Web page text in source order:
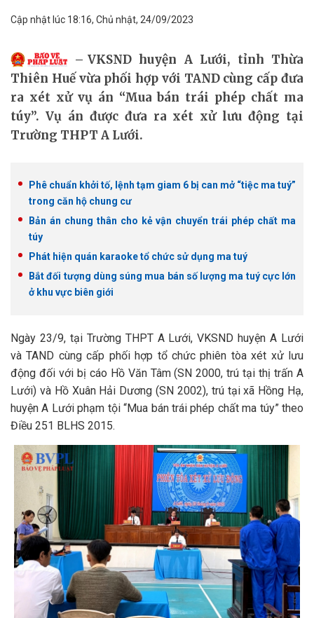
Cập nhật lúc 18:16, Chủ nhật, 24/09/2023
VKSND huyện A Lưới, tỉnh Thừa
Thiên Huế vừa phối hợp với TAND cùng cấp đưa
ra xét xử vụ án “Mua bán trái phép chất ma
túy”. Vụ án được đưa ra xét xử lưu động tại
Trường THPT A Lưới.
Phê chuẩn khởi tố, lệnh tạm giam 6 bị can mở “tiệc ma tuý”
trong căn hộ chung cư
Bản án chung thân cho kẻ vận chuyển trái phép chất ma
túy
Phát hiện quán karaoke tổ chức sử dụng ma tuý
Bắt đối tượng dùng súng mua bán số lượng ma tuý cực lớn
ở khu vực biên giới
Ngày 23/9, tại Trường THPT A Lưới, VKSND huyện A Lưới
và TAND cùng cấp phối hợp tổ chức phiên tòa xét xử lưu
động đối với bị cáo Hồ Văn Tâm (SN 2000, trú tại thị trấn A
Lưới) và Hồ Xuân Hải Dương (SN 2002), trú tại xã Hồng Hạ,
huyện A Lưới phạm tội “Mua bán trái phép chất ma túy” theo
Điều 251 BLHS 2015.